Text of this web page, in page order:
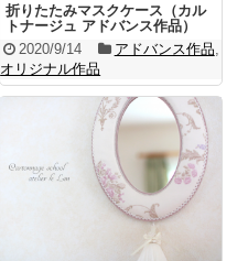
折りたたみマスクケース（カル
トナージュ アドバンス作品）
2020/9/14
アドバンス作品
オリジナル作品